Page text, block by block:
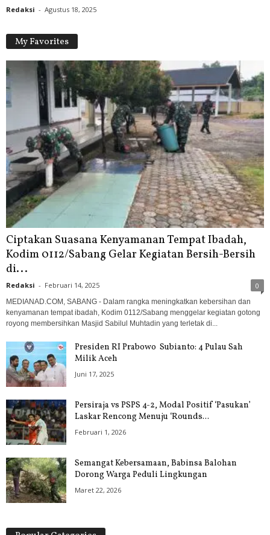
Redaksi - Agustus 18, 2025
My Favorites
Ciptakan Suasana Kenyamanan Tempat Ibadah,
Kodim 0112/Sabang Gelar Kegiatan Bersih-Bersih
di...
Redaksi - Februari 14, 2025 0
MEDIANAD.COM, SABANG - Dalam rangka meningkatkan kebersihan dan
kenyamanan tempat ibadah, Kodim 0112/Sabang menggelar kegiatan gotong
royong membersihkan Masjid Sabilul Muhtadin yang terletak di...
Presiden RI Prabowo Subianto: 4 Pulau Sah
Milik Aceh
Juni 17, 2025
Persiraja vs PSPS 4-2, Modal Positif ‘Pasukan’
Laskar Rencong Menuju ‘Rounds...
Februari 1, 2026
Semangat Kebersamaan, Babinsa Balohan
Dorong Warga Peduli Lingkungan
Maret 22, 2026